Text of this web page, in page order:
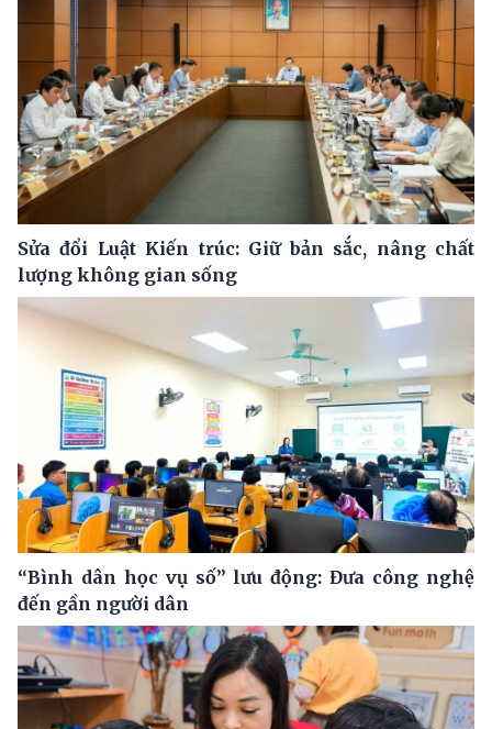
Sửa đổi Luật Kiến trúc: Giữ bản sắc, nâng chất
lượng không gian sống
“Bình dân học vụ số” lưu động: Đưa công nghệ
đến gần người dân